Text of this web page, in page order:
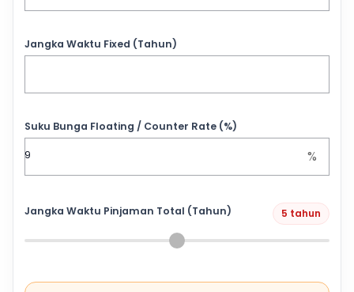
Jangka Waktu Fixed (Tahun)
Suku Bunga Floating / Counter Rate (%)
%
Jangka Waktu Pinjaman Total (Tahun) 5 tahun